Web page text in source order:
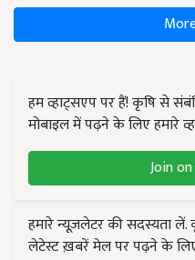
हम व्हाट्सएप पर हैं! कृषि से
मोबाइल में पढ़ने के लिए हमारे
Join
हमारे न्यूज़लेटर की सदस्यता
लेटेस्ट ख़बरें मेल पर पढ़ने के